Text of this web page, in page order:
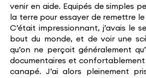
venir en aide. Equipés de simples
la terre pour essayer de remettre le
C’était impressionnant, j’avais le
bout du monde, et de voir une
qu’on ne perçoit généralement
documentaires et
canapé. J’ai alors pleinement